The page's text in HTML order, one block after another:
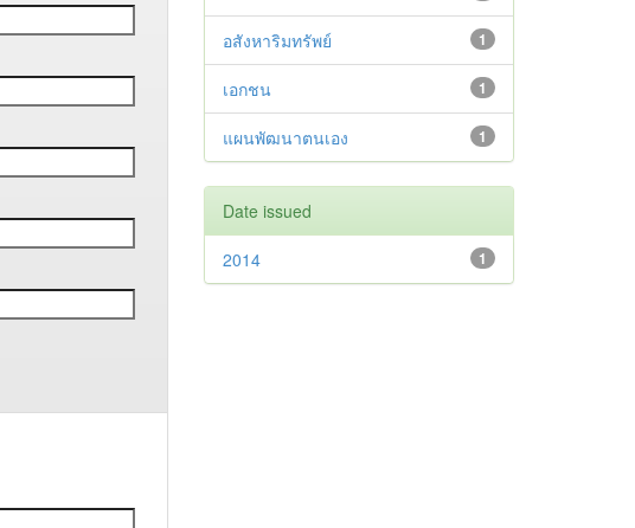
1
อสังหาริมทรัพย์
1
เอกชน
1
แผนพัฒนาตนเอง
Date issued
1
2014